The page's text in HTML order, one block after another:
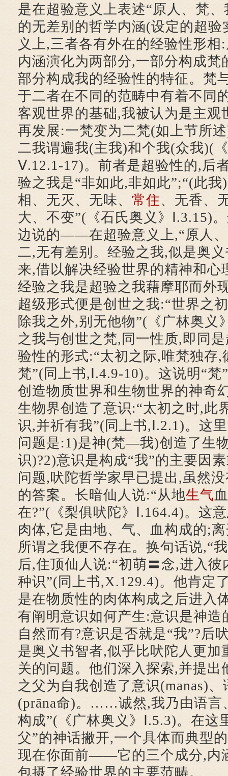
是在超验意义上表述“原人、梵
的无差别的哲学内涵(设定的超验
义上,三者各有外在的经验性形
内涵演化为两部分,一部分构成梵
部分构成我的经验性的特征。梵
于二者在不同的范畴中有着不同
客观世界的基础,我被认为是主观
再发展:一梵变为二梵(如上节所
二我谓遍我(主我)和个我(众我)(
Ⅴ.12.1-17)。前者是超验性的,后
验之我是“非如此,非如此”;“(此
相、无灭、无味、 常住、无香、
大、不变”(《石氏奥义》Ⅰ.3.15)
边说的——在超验意义上,“原人
二,无有差别。经验之我,似是奥
来,借以解决经验世界的精神和心
经验之我是超验之我藉摩耶而外
超级形式便是创世之我:“世界
除我之外,别无他物”(《广林奥义
之我与创世之梵,同一性质,即同
验性的形式:“太初之际,唯梵独存,
梵”(同上书,Ⅰ.4.9-10)。这说明“梵
创造物质世界和生物世界的神奇
生物界创造了意识:“太初之时,
识,并祈有我”(同上书,Ⅰ.2.1)。这
问题是:1)是神(梵—我)创造了生
识)?2)意识是构成“我”的主要因
问题,吠陀哲学家早已提出,虽然
的答案。长暗仙人说:“从地生气
在?”(《梨俱吠陀》Ⅰ.164.4)。这
肉体,它是由地、气、血构成的;
所谓之我便不存在。换句话说,“
后,住顶仙人说:“初萌〓念,进入
种识”(同上书,X.129.4)。他肯定
是在物质性的肉体构成之后进入
有阐明意识如何产生:意识是神造
自然而有?意识是否就是“我”?后
是奥义书智者,似乎比吠陀人更加
关的问题。他们深入探索,并提出
之父为自我创造了意识(manas)
(prāna命)。……诚然,我乃由语言
构成”(《广林奥义》Ⅰ.5.3)。在这
父”的神话撇开,一个具体而典型
现在你面前——它的三个成分,内
包摄了经验世界的主要范畴。